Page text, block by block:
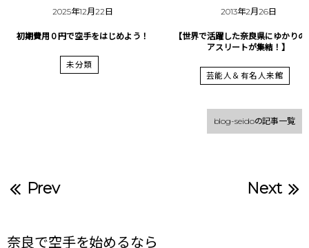
2025年12月22日
初期費用０円で空手をはじめよう！
未分類
2013年2月26日
【世界で活躍した奈良県にゆかりの
アスリートが集結！】
芸能人＆有名人来館
blog-seidoの記事一覧
Prev Next
奈良で空手を始めるなら